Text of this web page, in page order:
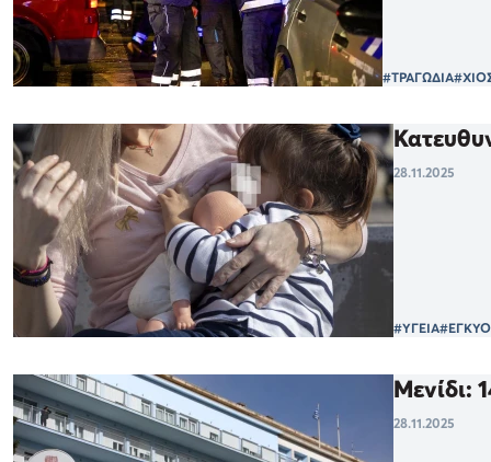
#ΤΡΑΓΩΔΙΑ
28.11.2025
#ΥΓΕΙΑ
Μενίδι:
28.11.2025